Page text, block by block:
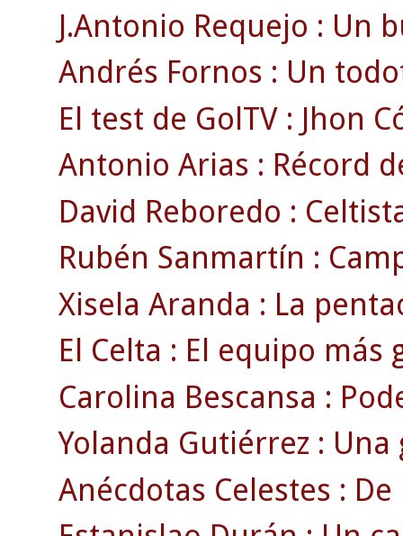
J.Antonio Requejo : Un
Andrés Fornos : Un
El test de GolTV : Jhon
Antonio Arias : Récord
David Reboredo :
Rubén Sanmartín :
Xisela Aranda : La
El Celta : El equipo más
Carolina Bescansa :
Yolanda Gutiérrez :
Anécdotas Celestes :